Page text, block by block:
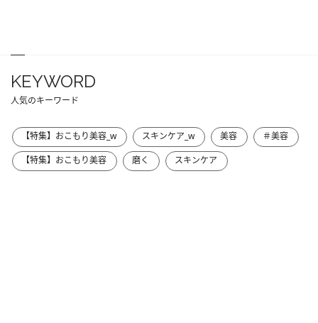
KEYWORD
人気のキーワード
【特集】おこもり美容_w スキンケア_w 美容
＃美容
【特集】おこもり美容
磨く スキンケア